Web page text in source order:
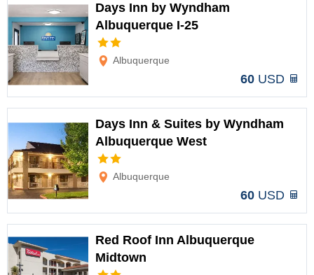
Days Inn by Wyndham
Albuquerque I-25
Albuquerque
60 USD
Days Inn & Suites by Wyndham
Albuquerque West
Albuquerque
60 USD
Red Roof Inn Albuquerque
Midtown